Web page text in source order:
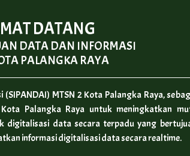
DATANG
DATA DAN INFORMASI
PALANGKA RAYA
MTSN 2 Kota Palangka Raya,
Palangka Raya untuk meningkatkan
digitalisasi data secara terpadu yang
informasi digitalisasi data secara realtime.